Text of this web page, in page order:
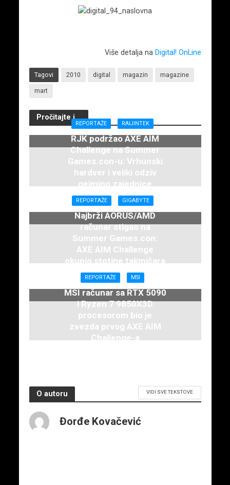
Više detalja na Digital! OnLine
Tagovi 2010 digital magazin magazine
mart
Pročitajte i...
REPORTAŽE RAIJINTEK
RJK podržao AXE AIM
Challenge na Summer
Games.con-u: Vrhunski
hardver i veliki odziv
gejming zajednice
7. juna 2026.
REPORTAŽE GIGABYTE
Najbrži AORUS/AMD
računar stigao na
Summer Games.con:
AXE AIM Challenge
okupio stotine takmičara
7. juna 2026.
REPORTAŽE MSI
MSI računar sa RTX 5090
i Ryzen 7 9850X3D
procesorom bio je
zvezda prvog AXE AIM
Challenge-a
O autoru VIDI SVE TEKSTOVE
Đorđe Kovačević